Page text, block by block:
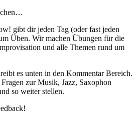
gibt dir jeden Tag (oder fast jeden
Üben. Wir machen Übungen für die
und alle Themen rund um
es unten in den Kommentar Bereich.
zur Musik, Jazz, Saxophon
so weiter stellen.